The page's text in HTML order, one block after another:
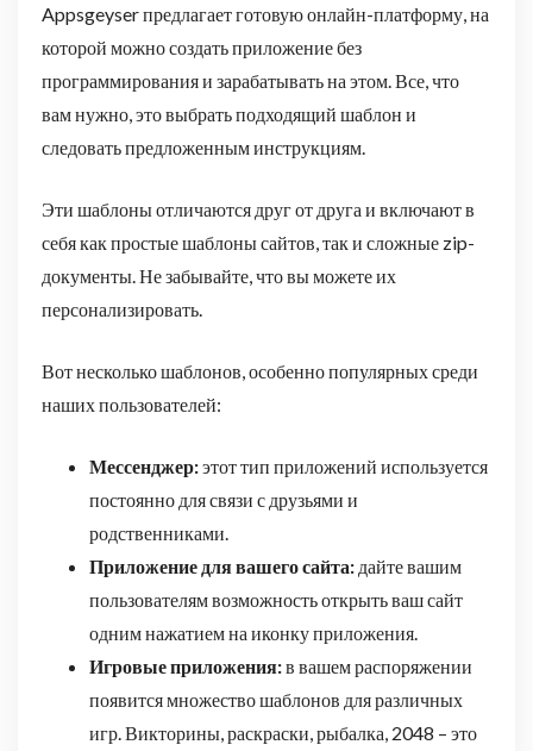
Appsgeyser предлагает готовую онлайн-платформу, на
которой можно создать приложение без
программирования и зарабатывать на этом. Все, что
вам нужно, это выбрать подходящий шаблон и
следовать предложенным инструкциям.
Эти шаблоны отличаются друг от друга и включают в
себя как простые шаблоны сайтов, так и сложные zip-
документы. Не забывайте, что вы можете их
персонализировать.
Вот несколько шаблонов, особенно популярных среди
наших пользователей:
Мессенджер:этот тип приложений используется
постоянно для связи с друзьями и
родственниками.
Приложение для вашего сайта: дайте вашим
пользователям возможность открыть ваш сайт
одним нажатием на иконку приложения.
Игровые приложения:в вашем распоряжении
появится множество шаблонов для различных
игр. Викторины, раскраски, рыбалка, 2048 – это